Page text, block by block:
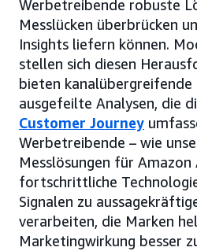
Werbetreibende robuste
Messlücken überbrücken
Insights liefern können.
stellen sich diesen
bieten kanalübergreifende
ausgefeilte Analysen, die
Customer Journey
Werbetreibende – wie
Messlösungen für Amazon
fortschrittliche
Signalen zu
verarbeiten, die Marken
Marketingwirkung besser